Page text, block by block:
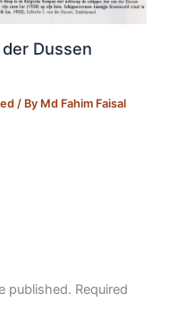
Dussen
/ By Md Fahim Faisal
published. Required